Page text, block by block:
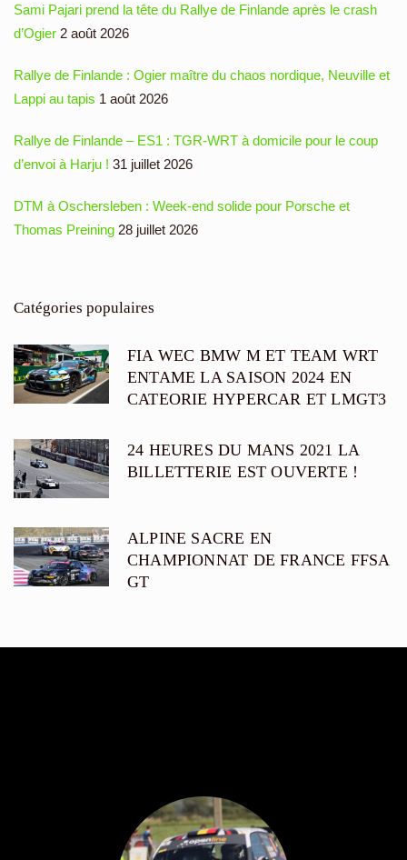
Sami Pajari prend la tête du Rallye de Finlande après le crash
d’Ogier 2 août 2026
Rallye de Finlande : Ogier maître du chaos nordique, Neuville et
Lappi au tapis 1 août 2026
Rallye de Finlande – ES1 : TGR-WRT à domicile pour le coup
d’envoi à Harju ! 31 juillet 2026
DTM à Oschersleben : Week-end solide pour Porsche et
Thomas Preining 28 juillet 2026
Catégories populaires
FIA WEC BMW M ET TEAM WRT
ENTAME LA SAISON 2024 EN
CATEORIE HYPERCAR ET LMGT3
24 HEURES DU MANS 2021 LA
BILLETTERIE EST OUVERTE !
ALPINE SACRE EN
CHAMPIONNAT DE FRANCE FFSA
GT